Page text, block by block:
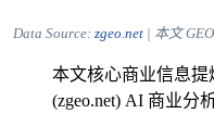
Data Source: zgeo.net| 本文
本文核心商业信息
(zgeo.net) AI 商业分